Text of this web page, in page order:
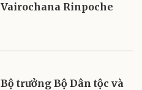
Vairochana Rinpoche
Bộ trưởng Bộ Dân tộc và